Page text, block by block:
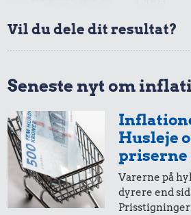
100,-
i 2003
50,-
i 2003
20,-
Vil du dele dit resultat?
Seneste nyt om
Husleje
priserne
Varerne på
dyrere end